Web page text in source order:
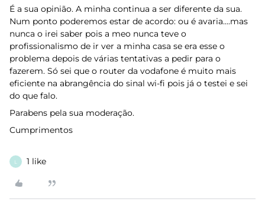
É a sua opinião. A minha continua a ser diferente da sua.
Num ponto poderemos estar de acordo: ou é avaria....mas
nunca o irei saber pois a meo nunca teve o
profissionalismo de ir ver a minha casa se era esse o
problema depois de várias tentativas a pedir para o
fazerem. Só sei que o router da vodafone é muito mais
eficiente na abrangência do sinal wi-fi pois já o testei e sei
do que falo.
Parabens pela sua moderação.
Cumprimentos
L 1 like